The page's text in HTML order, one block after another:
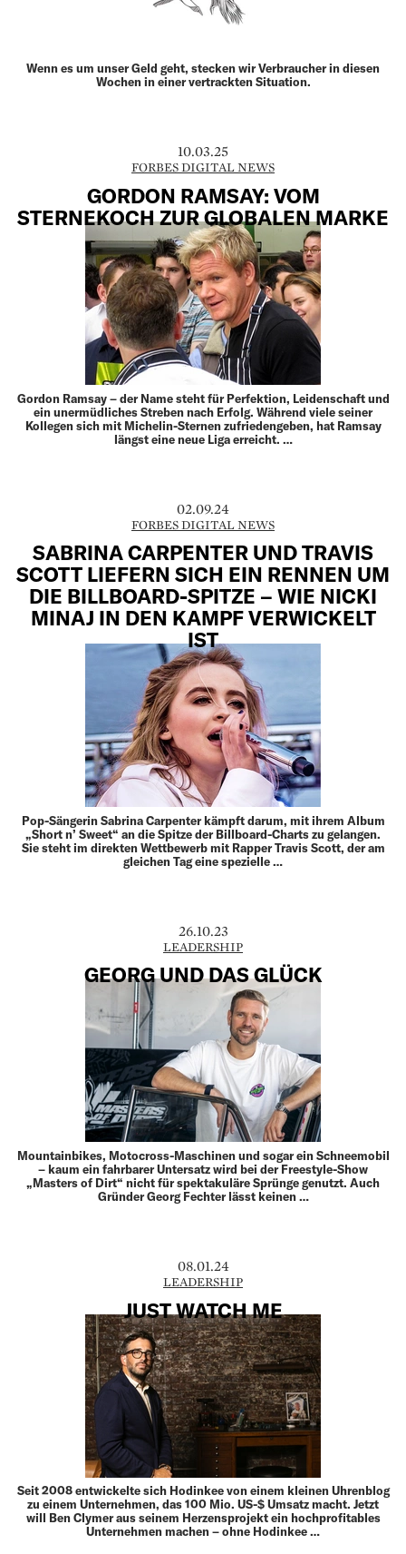
Wenn es um unser Geld geht, stecken wir Verbraucher in diesen
Wochen in einer vertrackten Situation.
10.03.25
FORBES DIGITAL NEWS
GORDON RAMSAY: VOM
STERNEKOCH ZUR GLOBALEN MARKE
Gordon Ramsay – der Name steht für Perfektion, Leidenschaft und
ein unermüdliches Streben nach Erfolg. Während viele seiner
Kollegen sich mit Michelin-Sternen zufriedengeben, hat Ramsay
längst eine neue Liga erreicht. …
02.09.24
FORBES DIGITAL NEWS
SABRINA CARPENTER UND TRAVIS
SCOTT LIEFERN SICH EIN RENNEN UM
DIE BILLBOARD-SPITZE – WIE NICKI
MINAJ IN DEN KAMPF VERWICKELT
IST
Pop-Sängerin Sabrina Carpenter kämpft darum, mit ihrem Album
„Short n’ Sweet“ an die Spitze der Billboard-Charts zu gelangen.
Sie steht im direkten Wettbewerb mit Rapper Travis Scott, der am
gleichen Tag eine spezielle …
26.10.23
LEADERSHIP
GEORG UND DAS GLÜCK
Mountainbikes, Motocross-Maschinen und sogar ein Schneemobil
– kaum ein fahrbarer Untersatz wird bei der Freestyle-Show
„Masters of Dirt“ nicht für spektakuläre Sprünge genutzt. Auch
Gründer Georg Fechter lässt keinen …
08.01.24
LEADERSHIP
JUST WATCH ME
Seit 2008 entwickelte sich Hodinkee von einem kleinen Uhrenblog
zu einem Unternehmen, das 100 Mio. US-$ Umsatz macht. Jetzt
will Ben Clymer aus seinem Herzensprojekt ein hochprofitables
Unternehmen machen – ohne Hodinkee …